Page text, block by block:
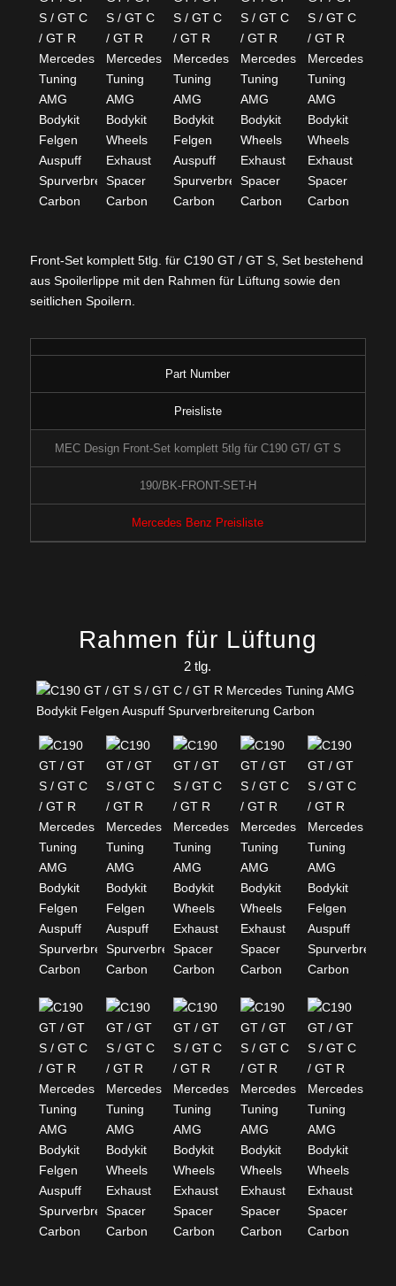
Front-Set komplett 5tlg. für C190 GT / GT S, Set bestehend
aus Spoilerlippe mit den Rahmen für Lüftung sowie den
seitlichen Spoilern.
Part Number
Preisliste
MEC Design Front-Set komplett 5tlg für C190 GT/ GT S
190/BK-FRONT-SET-H
Mercedes Benz Preisliste
Rahmen für Lüftung
2 tlg.